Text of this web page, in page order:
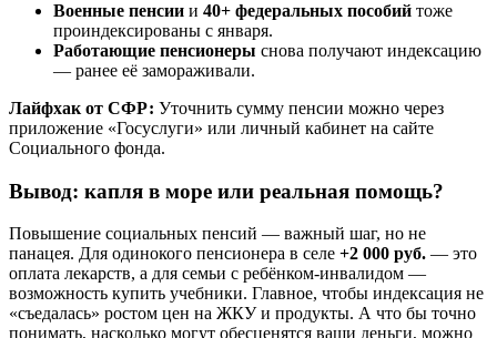
Военные пенсии и 40+ федеральных пособий тоже
проиндексированы с января.
Работающие пенсионеры снова получают индексацию
— ранее её замораживали.
Лайфхак от СФР: Уточнить сумму пенсии можно через
приложение «Госуслуги» или личный кабинет на сайте
Социального фонда.
Вывод: капля в море или реальная помощь?
Повышение социальных пенсий — важный шаг, но не
панацея. Для одинокого пенсионера в селе +2 000 руб. — это
оплата лекарств, а для семьи с ребёнком-инвалидом —
возможность купить учебники. Главное, чтобы индексация не
«съедалась» ростом цен на ЖКУ и продукты. А что бы точно
понимать, насколько могут обесценятся ваши деньги, можно